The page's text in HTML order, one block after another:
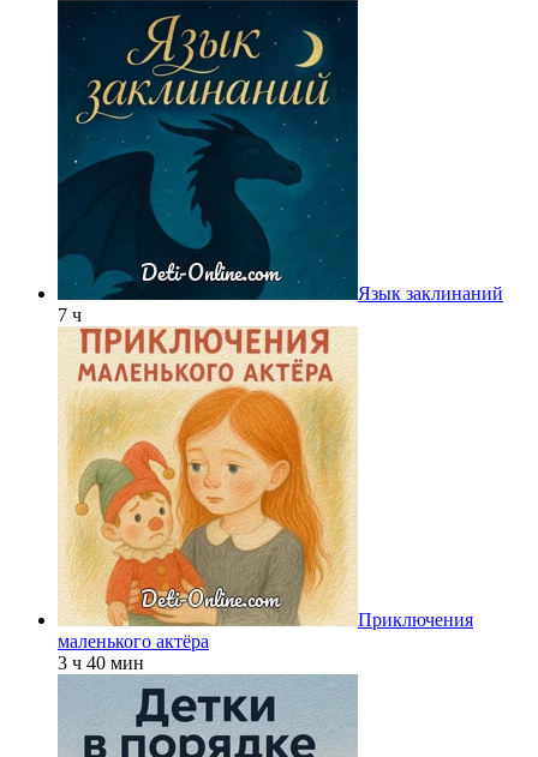
Язык заклинаний
7 ч
Приключения
маленького актёра
3 ч 40 мин